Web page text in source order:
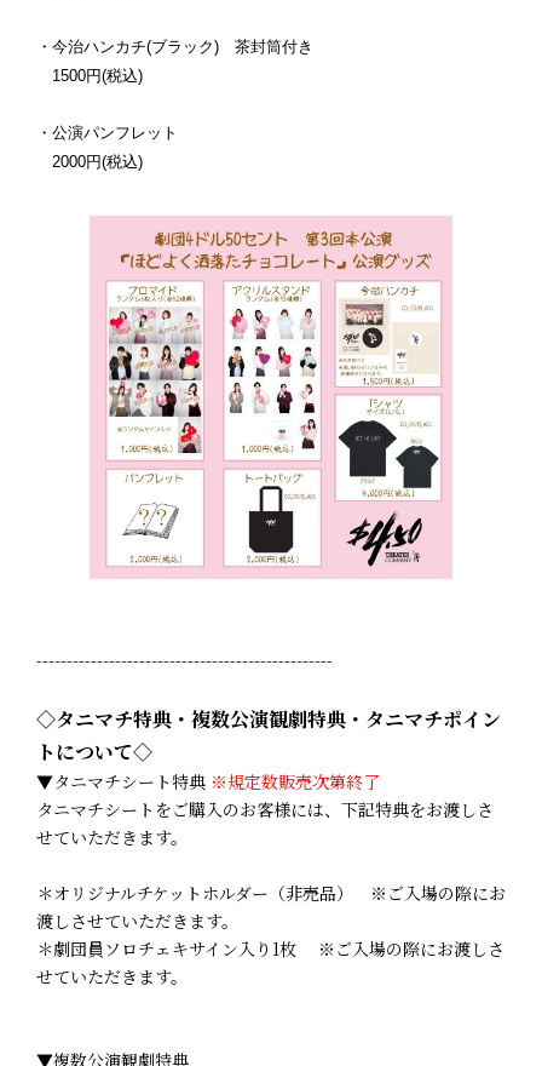
・今治ハンカチ(ブラック) 茶封筒付き
1500円(税込)
・公演パンフレット
2000円(税込)
-------------------------------------------------
◇タニマチ特典・複数公演観劇特典・タニマチポイン
トについて◇
▼タニマチシート特典 ※規定数販売次第終了
タニマチシートをご購入のお客様には、下記特典をお渡しさ
せていただきます。
＊オリジナルチケットホルダー（非売品） ※ご入場の際にお
渡しさせていただきます。
＊劇団員ソロチェキサイン入り1枚 ※ご入場の際にお渡しさ
せていただきます。
▼複数公演観劇特典